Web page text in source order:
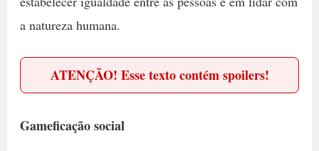
a natureza humana.
ATENÇÃO! Esse texto contém spoilers!
Gameficação social